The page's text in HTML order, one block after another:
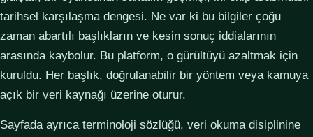
tarihsel karşılaşma dengesi. Ne var ki bu bilgiler çoğu
zaman abartılı başlıkların ve kesin sonuç iddialarının
arasında kaybolur. Bu platform, o gürültüyü azaltmak için
kuruldu. Her başlık, doğrulanabilir bir yöntem veya kamuya
açık bir veri kaynağı üzerine oturur.
Sayfada ayrıca terminoloji sözlüğü, veri okuma disiplinine